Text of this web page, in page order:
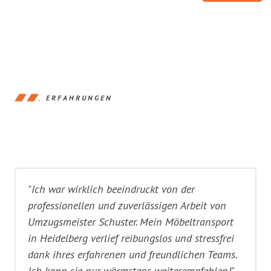
ERFAHRUNGEN
"Ich war wirklich beeindruckt von der
professionellen und zuverlässigen Arbeit von
Umzugsmeister Schuster. Mein Möbeltransport
in Heidelberg verlief reibungslos und stressfrei
dank ihres erfahrenen und freundlichen Teams.